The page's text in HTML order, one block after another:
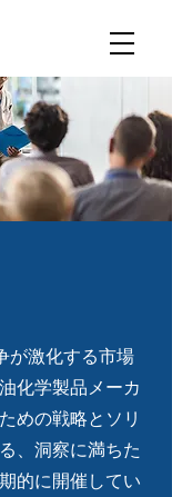
が激化する市場
化学製品メーカ
めの戦略とソリ
、洞察に満ちた
的に開催してい